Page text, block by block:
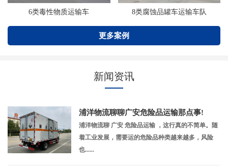
6类毒性物质运输车 8类腐蚀品罐车运输车队
更多案例
新闻资讯
浦洋物流聊聊广安危险品运输那点事!
浦洋物流聊 广安 危险品运输 ，这行真的不简单。随
着工业发展，需要运的危险品种类越来越多，风险
也......